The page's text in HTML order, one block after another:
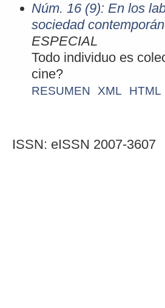
Núm. 16 (9): En los
sociedad
ESPECIAL
Todo individuo es
cine?
RESUMEN XML HTML
ISSN: eISSN 2007-3607